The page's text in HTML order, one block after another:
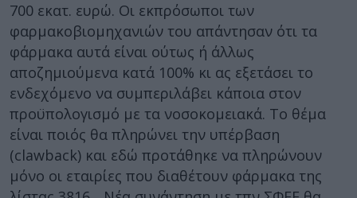
700 εκατ. ευρώ. Οι εκπρόσωποι των
φαρμακοβιομηχανιών του απάντησαν ότι τα
φάρμακα αυτά είναι ούτως ή άλλως
αποζημιούμενα κατά 100% κι ας εξετάσει το
ενδεχόμενο να συμπεριλάβει κάποια στον
προϋπολογισμό με τα νοσοκομειακά. Το θέμα
είναι ποιός θα πληρώνει την υπέρβαση
(clawback) και εδώ προτάθηκε να πληρώνουν
μόνο οι εταιρίες που διαθέτουν φάρμακα της